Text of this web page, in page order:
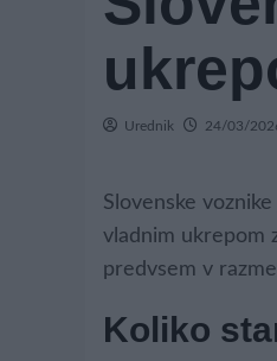
Urednik 24/03/
Slovenske
vladnim ukrepom
predvsem v
Koliko